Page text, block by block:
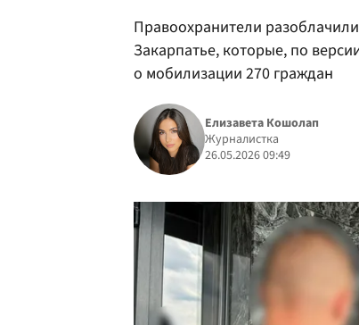
Правоохранители
Закарпатье, которые, по
о мобилизации 270 граждан
Елизавета Кошолап
Журналистка
26.05.2026 09:49